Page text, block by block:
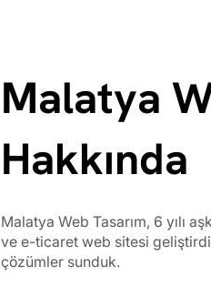
Malatya
Hakkında
Malatya Web Tasarım, 6 yılı
ve e-ticaret web sitesi
çözümler sunduk.